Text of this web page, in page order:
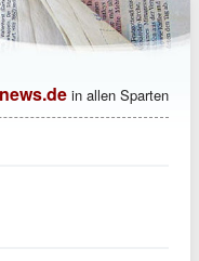
in allen Sparten